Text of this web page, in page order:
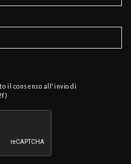
il consenso all'invio di